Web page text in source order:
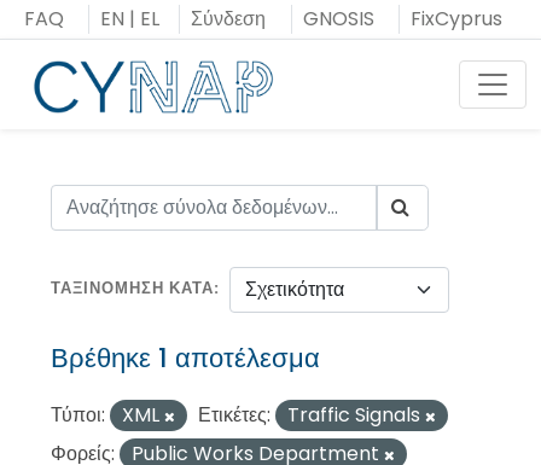
Μεταπήδηση
στο
περιεχόμενο
FAQ EN | EL Σύνδεση GNOSIS FixCyprus
ΤΑΞΙΝΌΜΗΣΗ ΚΑΤΆ
Βρέθηκε 1 αποτέλεσμα
Τύποι: XML Ετικέτες:
Traffic Signals
Φορείς:
Public Works Department